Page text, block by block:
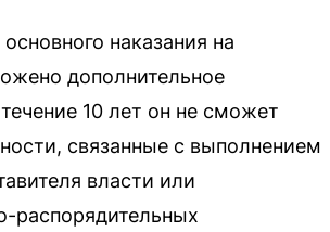
наказания на
дополнительное
10 лет он не сможет
связанные с выполнением
власти или
распорядительных